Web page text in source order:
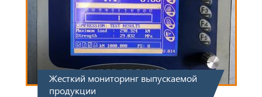
Жесткий мониторинг выпускаемой
продукции